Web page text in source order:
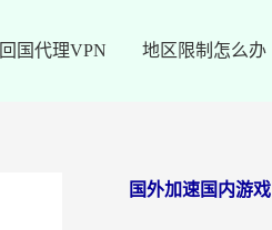
回国代理VPN 地区限制怎么办
国外加速国内游戏